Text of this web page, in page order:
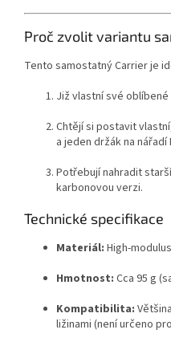
Proč zvolit variantu
Tento samostatný Carrier je
Již vlastní své oblíbené
Chtějí si postavit
a jeden držák na nářadí
Potřebují nahradit
karbonovou verzi.
Technické specifikace
Materiál: High-
Hmotnost: Cca 95 g
Kompatibilita:
ližinami (není určeno